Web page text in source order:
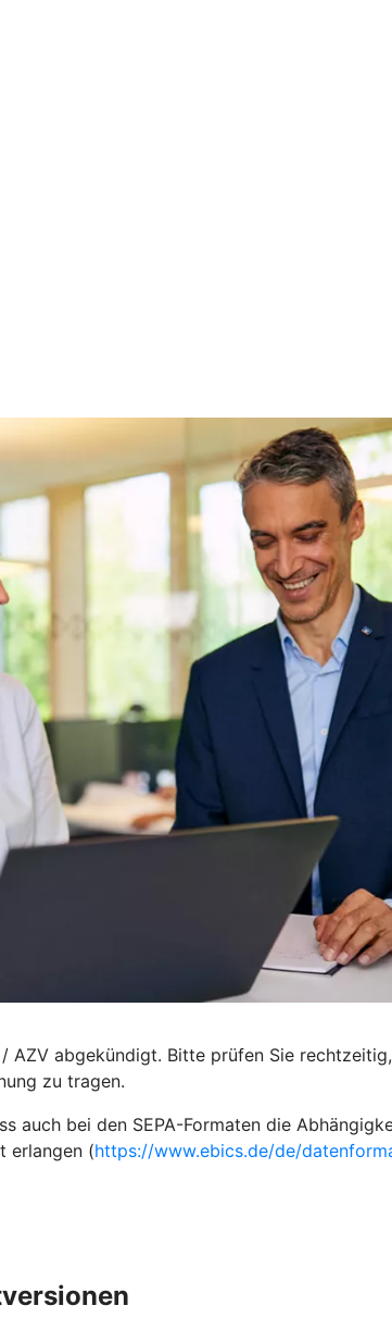
AZV abgekündigt. Bitte prüfen Sie
zu tragen.
bei den SEPA-Formaten die
erlangen (https://www.ebics.de/de/